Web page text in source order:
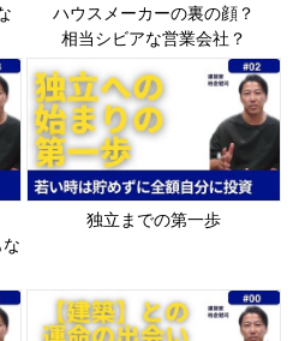
ハウスメーカーの裏の顔？
相当シビアな営業会社？
独立までの第一歩